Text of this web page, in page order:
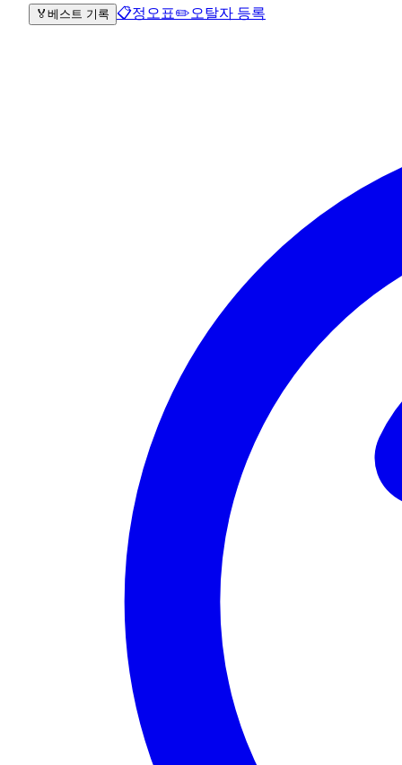
🏅 베스트 기록 📋정오표✏️오탈자 등록